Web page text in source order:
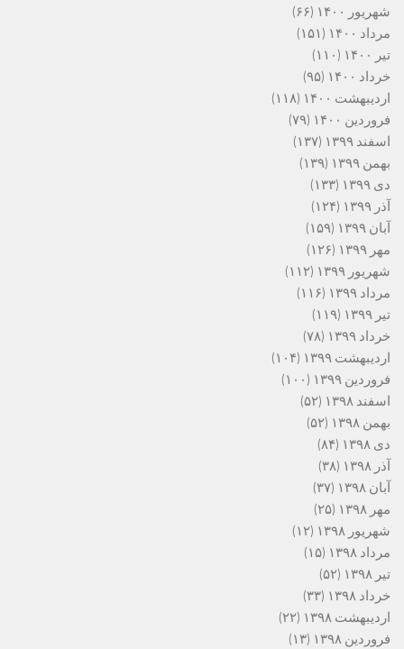
شهریور ۱۴۰۰
(۶۶)
مرداد ۱۴۰۰
(۱۵۱)
تیر ۱۴۰۰
(۱۱۰)
خرداد ۱۴۰۰
(۹۵)
اردیبهشت ۱۴۰۰
(۱۱۸)
فروردین ۱۴۰۰
(۷۹)
اسفند ۱۳۹۹
(۱۳۷)
بهمن ۱۳۹۹
(۱۳۹)
دی ۱۳۹۹
(۱۳۳)
آذر ۱۳۹۹
(۱۲۴)
آبان ۱۳۹۹
(۱۵۹)
مهر ۱۳۹۹
(۱۲۶)
شهریور ۱۳۹۹
(۱۱۲)
مرداد ۱۳۹۹
(۱۱۶)
تیر ۱۳۹۹
(۱۱۹)
خرداد ۱۳۹۹
(۷۸)
اردیبهشت ۱۳۹۹
(۱۰۴)
فروردین ۱۳۹۹
(۱۰۰)
اسفند ۱۳۹۸
(۵۲)
بهمن ۱۳۹۸
(۵۲)
دی ۱۳۹۸
(۸۴)
آذر ۱۳۹۸
(۳۸)
آبان ۱۳۹۸
(۳۷)
مهر ۱۳۹۸
(۲۵)
شهریور ۱۳۹۸
(۱۲)
مرداد ۱۳۹۸
(۱۵)
تیر ۱۳۹۸
(۵۲)
خرداد ۱۳۹۸
(۳۳)
اردیبهشت ۱۳۹۸
(۲۲)
فروردین ۱۳۹۸
(۱۳)